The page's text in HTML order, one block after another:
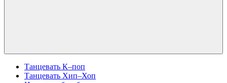
Танцевать К–поп
Танцевать Хип–Хоп